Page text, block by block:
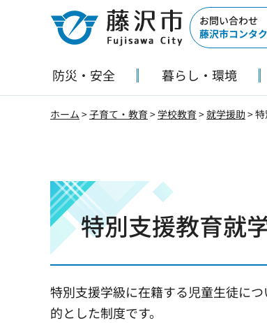
藤沢市
お問い合わせ
藤沢市コンタ
防災・安全 暮らし・環境
ホーム >子育て・教育 >学校教育 >就学援助 >
特別支援教育就
特別支援学級に在籍する児童生徒に
的とした制度です。